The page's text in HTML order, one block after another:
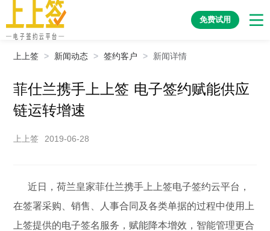
免费试用
上上签 > 新闻动态 > 签约客户 > 新闻详情
菲仕兰携手上上签 电子签约赋能供应
链运转增速
上上签 2019-06-28
近日，荷兰皇家菲仕兰携手上上签电子签约云平台，
在签署采购、销售、人事合同及各类单据的过程中使用上
上签提供的电子签名服务，赋能降本增效，智能管理更合